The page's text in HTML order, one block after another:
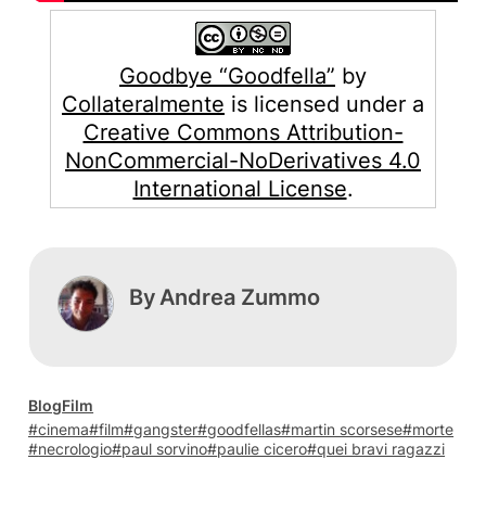
Goodbye “Goodfella” by
Collateralmente is licensed under a
Creative Commons Attribution-
NonCommercial-NoDerivatives 4.0
International License.
By Andrea Zummo
BlogFilm
cinema film gangster goodfellas martin scorsese morte
necrologio paul sorvino paulie cicero quei bravi ragazzi